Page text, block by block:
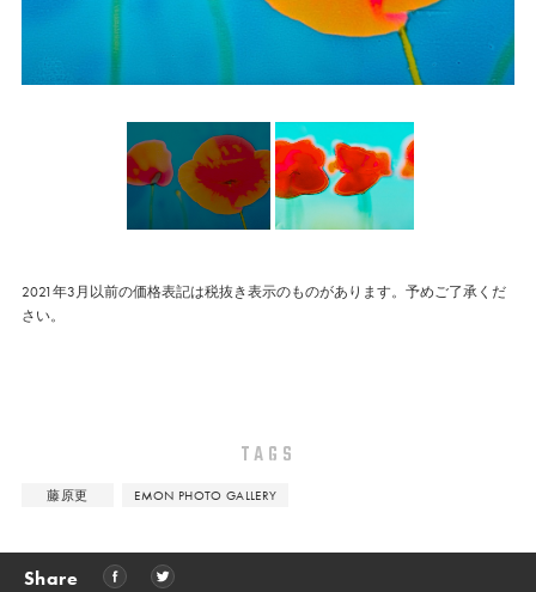
2021年3月以前の価格表記は税抜き表示のものがあります。予めご了承くだ
さい。
TAGS
藤原更 EMON PHOTO GALLERY
Share